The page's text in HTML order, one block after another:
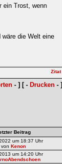
ein Trost, wenn
die Welt eine
- ] [ - Drucken - ]
Beitrag
um 18:37 Uhr
von Kenon
um 14:20 Uhr